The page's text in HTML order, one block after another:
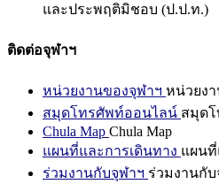
และประพฤติมิชอบ (ป.ป.ท.)
ติดต่อจุฬาฯ
หน่วยงานของจุฬาฯ หน่วยง
สมุดโทรศัพท์ออนไลน์ สมุด
Chula Map Chula Map
แผนที่และการเดินทาง แผนที่
ร่วมงานกับจุฬาฯ ร่วมงานกับ